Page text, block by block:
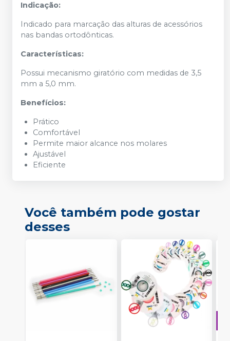
Indicação:
Indicado para marcação das alturas de acessórios
nas bandas ortodônticas.
Características:
Possui mecanismo giratório com medidas de 3,5
mm a 5,0 mm.
Benefícios:
Prático
Comfortável
Permite maior alcance nos molares
Ajustável
Eficiente
Você também pode gostar
desses